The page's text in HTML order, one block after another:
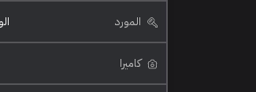
المورد
كاميرا